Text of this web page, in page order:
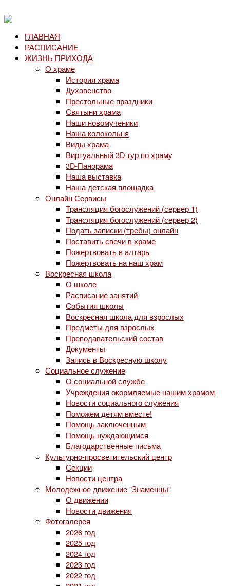
ГЛАВНАЯ
РАСПИСАНИЕ
ЖИЗНЬ ПРИХОДА
О храме
История храма
Духовенство
Престольные праздники
Святыни храма
Наши новомученики
Наша колокольня
Виды храма
Виртуальный 3D тур по храму
3D-Панорама
Наша выставка
Наша детская площадка
Онлайн Сервисы
Трансляция богослужений (сервер 1)
Трансляция богослужений (сервер 2)
Подать записки (требы) онлайн
Поставить свечи в храме
Пожертвовать в алтарь
Пожертвовать на наш храм
Воскресная школа
О школе
Расписание занятий
События школы
Воскресная школа для взрослых
Предметы для взрослых
Преподавательский состав
Документы
Запись в Воскресную школу
Социальное служение
О социальной службе
Учреждения окормляемые нашим храмом
Новости социального служения
Поможем детям вместе!
Помощь заключенным
Помощь нуждающимся
Благодарственные письма
Культурно-просветительский центр
Секции
Новости центра
Молодежное движение "Знаменцы"
О движении
Новости движения
Фотогалерея
2026 год
2025 год
2024 год
2023 год
2022 год